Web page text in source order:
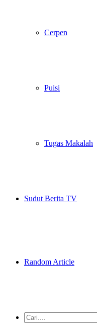
Cerpen
Puisi
Tugas Makalah
Sudut Berita TV
Random Article